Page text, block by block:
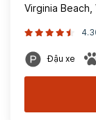
Virginia
Đậu xe